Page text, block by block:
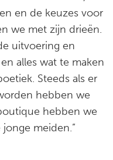
en de keuzes voor
we met zijn drieën.
uitvoering en
alles wat te maken
Steeds als er
hebben we
hebben we
meiden.”